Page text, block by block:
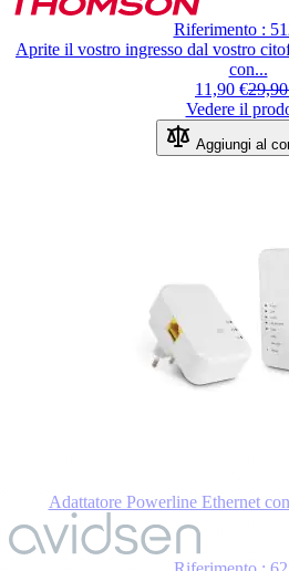
Riferimento :
Aprite il vostro ingresso dal vostro
con...
11,90 €
Vedere il
Aggiungi al
Adattatore Powerline Ethernet